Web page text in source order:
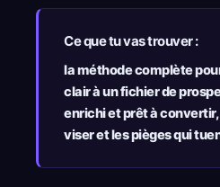
Ce que tu vas trouver :
la méthode complète
clair à un fichier de
enrichi et prêt à
viser et les pièges qui